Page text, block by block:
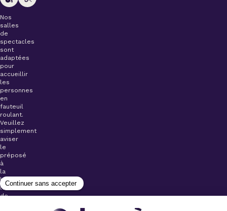
Nos
salles
de
spectacles
sont
adaptées
pour
accueillir
les
personnes
en
fauteuil
roulant.
Veuillez
simplement
aviser
le
préposé
à
la
billetterie
lors
de